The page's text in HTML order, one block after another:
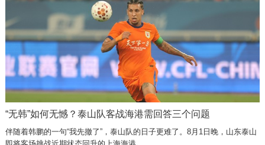
“无韩”如何无憾？泰山队客战海港需回答三个问题
伴随着韩鹏的一句“我先撤了”，泰山队的日子更难了。8月1日晚，山东泰山